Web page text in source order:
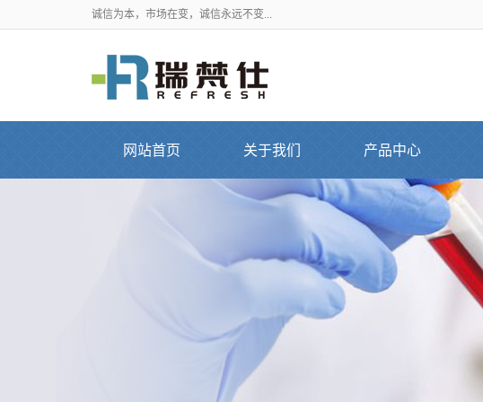
诚信为本，市场在变，诚信永远不变...
网站首页 关于我们 产品中心